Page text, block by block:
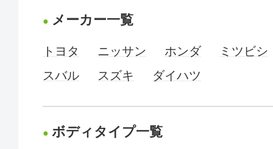
メーカー一覧
トヨタ ニッサン ホンダ
ミツビシ
スバル
スズキ ダイハツ
ボディタイプ一覧